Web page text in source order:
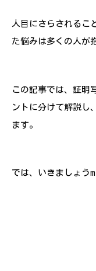
人目にさらされるこ
た悩みは多くの人が
この記事では、証明
ントに分けて解説し
ます。
では、いきましょう